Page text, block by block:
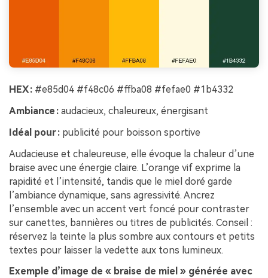
HEX : #e85d04 #f48c06 #ffba08 #fefae0 #1b4332
Ambiance : audacieux, chaleureux, énergisant
Idéal pour : publicité pour boisson sportive
Audacieuse et chaleureuse, elle évoque la chaleur d’une
braise avec une énergie claire. L’orange vif exprime la
rapidité et l’intensité, tandis que le miel doré garde
l’ambiance dynamique, sans agressivité. Ancrez
l’ensemble avec un accent vert foncé pour contraster
sur canettes, bannières ou titres de publicités. Conseil :
réservez la teinte la plus sombre aux contours et petits
textes pour laisser la vedette aux tons lumineux.
Exemple d’image de « braise de miel » générée avec